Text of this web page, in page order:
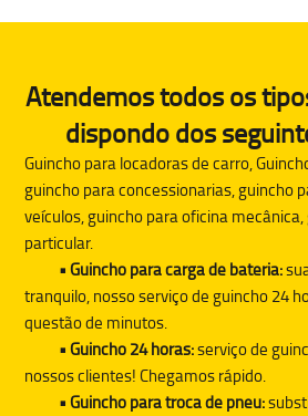
Atendemos todos os
dispondo dos
Guincho para locadoras de carro,
guincho para concessionarias, guincho
veículos, guincho para oficina
particular.
• Guincho para carga de bateria:
tranquilo, nosso serviço de guincho 24
questão de minutos.
• Guincho 24 horas:serviço de
nossos clientes! Chegamos rápido.
• Guincho para troca de pneu: